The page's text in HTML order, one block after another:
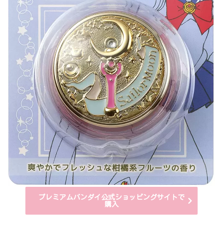
プレミアムバンダイ公式ショッピングサイトで
購入